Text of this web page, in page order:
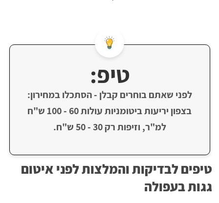
טיפ:
לפני שאתם בוחרים קבלן - הסתכלו במחירון:
בצפון יריעות ביטומניות עולות 60 - 100 ש"ח
למ"ר, וזיפות רק 30 - 50 ש"ח.
טיפים לבדיקות והמלצות לפני איטום
גגות בעפולה